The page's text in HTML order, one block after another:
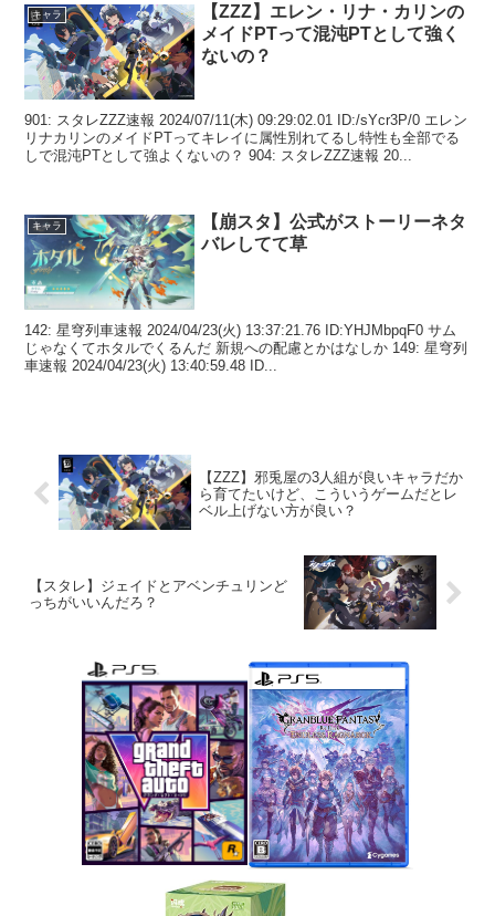
キャラ
【ZZZ】エレン・リナ・カリンの
メイドPTって混沌PTとして強く
ないの？
901: スタレZZZ速報 2024/07/11(木) 09:29:02.01 ID:/sYcr3P/0 エレン
リナカリンのメイドPTってキレイに属性別れてるし特性も全部でる
しで混沌PTとして強よくないの？ 904: スタレZZZ速報 20...
キャラ
【崩スタ】公式がストーリーネタ
バレしてて草
142: 星穹列車速報 2024/04/23(火) 13:37:21.76 ID:YHJMbpqF0 サム
じゃなくてホタルでくるんだ 新規への配慮とかはなしか 149: 星穹列
車速報 2024/04/23(火) 13:40:59.48 ID...
【ZZZ】邪兎屋の3人組が良いキャラだか
ら育てたいけど、こういうゲームだとレ
ベル上げない方が良い？
【スタレ】ジェイドとアベンチュリンど
っちがいいんだろ？